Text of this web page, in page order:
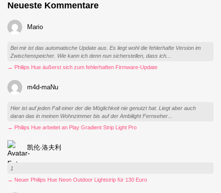
Neueste Kommentare
Mario
Bei mir ist das automatische Update aus. Es liegt wohl die fehlerhafte Version im
Zwischenspeicher. Wie kann ich denn nun sicherstellen, dass ich...
→ Philips Hue äußerst sich zum fehlerhaften Firmware-Update
m4d-maNu
Hier ist auf jeden Fall einer der die Möglichkeit nie genutzt hat. Liegt aber auch
daran das in meinen Wohnzimmer bis auf der Ambilight Fernseher...
→ Philips Hue arbeitet an Play Gradient Strip Light Pro
凯伦·洛夫利
1
→ Neuer Philips Hue Neon Outdoor Lightstrip für 130 Euro